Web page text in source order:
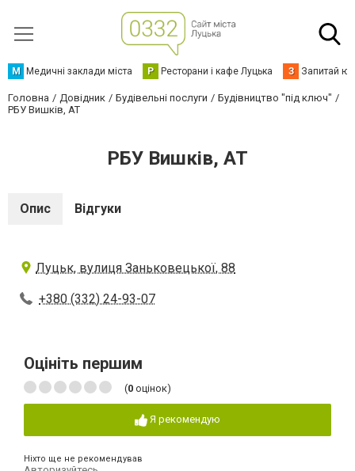
М Медичні заклади міста Р Ресторани і кафе Луцька З Запитай
Головна Довідник Будівельні послуги
Будівництво "під ключ"
РБУ Вишків, АТ
РБУ Вишків, АТ
Опис Відгуки
Луцьк, вулиця Заньковецької, 88
+380 (332) 24-93-07
Оцініть першим
(0 оцінок)
Я рекомендую
Ніхто ще не рекомендував